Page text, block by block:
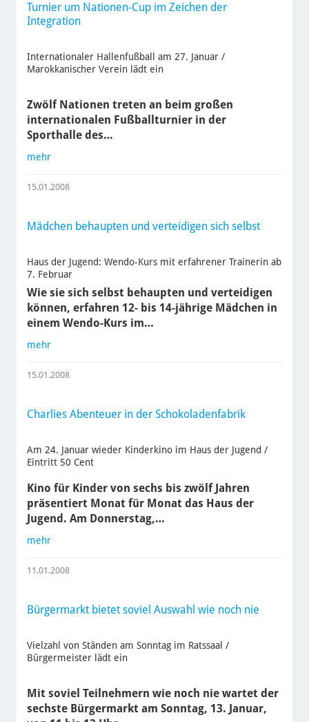
Turnier um Nationen-Cup im Zeichen der
Integration
Internationaler Hallenfußball am 27. Januar /
Marokkanischer Verein lädt ein
Zwölf Nationen treten an beim großen
internationalen Fußballturnier in der
Sporthalle des…
mehr
15.01.2008
Mädchen behaupten und verteidigen sich selbst
Haus der Jugend: Wendo-Kurs mit erfahrener Trainerin ab
7. Februar
Wie sie sich selbst behaupten und verteidigen
können, erfahren 12- bis 14-jährige Mädchen in
einem Wendo-Kurs im…
mehr
15.01.2008
Charlies Abenteuer in der Schokoladenfabrik
Am 24. Januar wieder Kinderkino im Haus der Jugend /
Eintritt 50 Cent
Kino für Kinder von sechs bis zwölf Jahren
präsentiert Monat für Monat das Haus der
Jugend. Am Donnerstag,…
mehr
11.01.2008
Bürgermarkt bietet soviel Auswahl wie noch nie
Vielzahl von Ständen am Sonntag im Ratssaal /
Bürgermeister lädt ein
Mit soviel Teilnehmern wie noch nie wartet der
sechste Bürgermarkt am Sonntag, 13. Januar,